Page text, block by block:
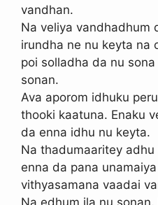
vandhan.
Na veliya vandhadhum
irundha ne nu keyta na
poi solladha da nu
sonan.
Ava aporom idhuku
thooki kaatuna. Enaku
da enna idhu nu keyta.
Na thadumaaritey
enna da pana
vithyasamana vaadai
Na edhum ila nu